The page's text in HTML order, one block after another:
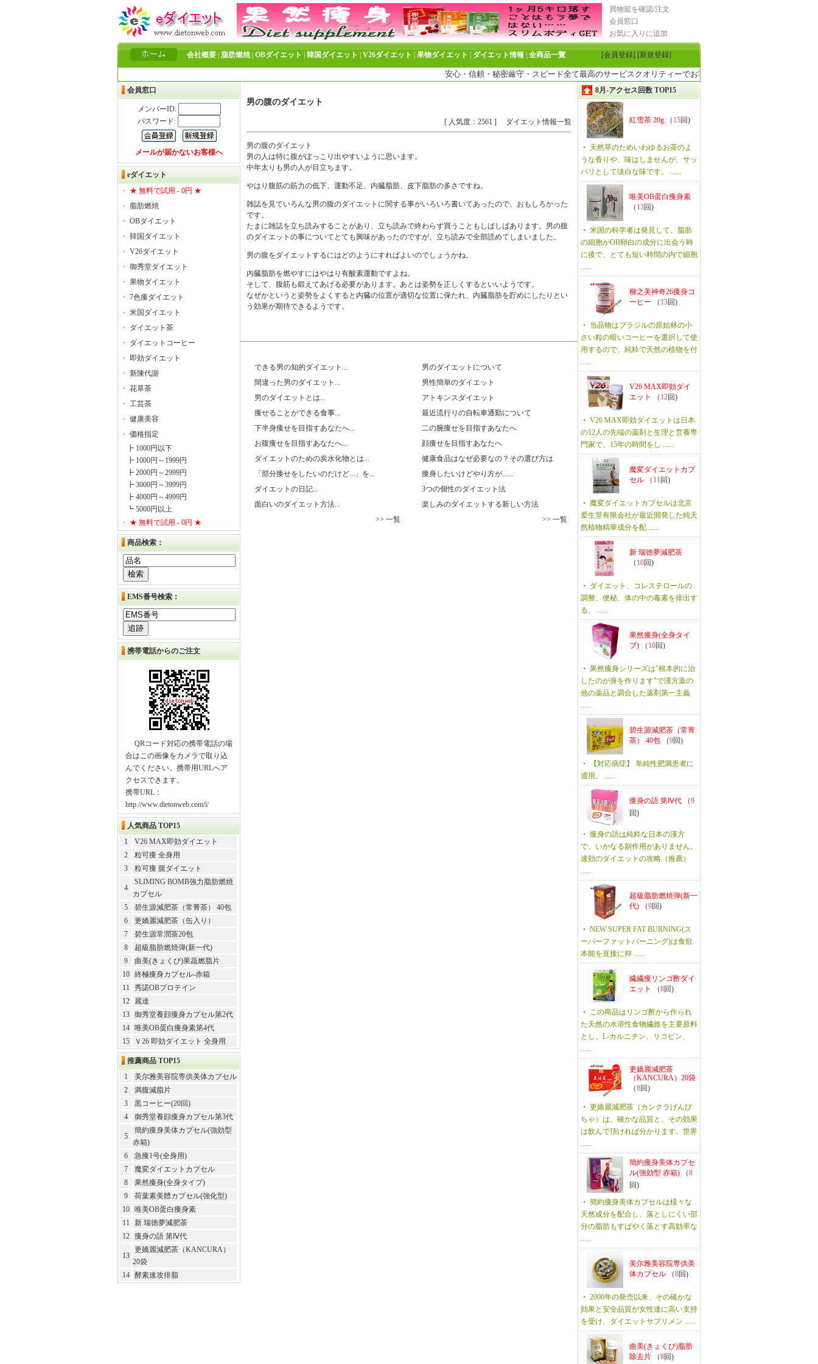
買物籠を確認/注文
会員窓口
お気に入りに追加
会社概要 脂肪燃焼| OBダイエット 韓国ダイエット V26ダイエット 果物ダイエット ダイエット情報 全商品一覽 [会員登録] [新規登録]
安心・信頼・秘密厳守・スピード全て最高のサービスクオリティーでお客様のご来店をお待ちしておりま
会員窓口
メンバーID:
パスワード:
メールが届かないお客様へ
eダイエット
・
★ 無料で試用 - 0円 ★
・
脂肪燃焼
・ OBダイエット
・ 韓国ダイエット
・ V26ダイエット
・ 御秀堂ダイエット
・ 果物ダイエット
・ 7色痩ダイエット
・ 米国ダイエット
・
ダイエット茶
・
ダイエットコーヒー
・
即効ダイエット
・ 新陳代謝
・ 花草茶
・ 工芸茶
・ 健康美容
・ 価格指定
┣ 1000円以下
┣ 1000円～1999円
┣ 2000円～2999円
┣ 3000円～3999円
┣ 4000円～4999円
┗ 5000円以上
・
★ 無料で試用 - 0円 ★
商品検索：
EMS番号検索：
携帯電話からのご注文
QRコード対応の携帯電話の場
合はこの画像をカメラで取り込
んでください。携帯用URLへア
クセスできます。
携帯URL：
http://www.dietonweb.com/i/
人気商品 TOP15
1
V26 MAX即効ダイエット
2
粒可痩 全身用
3
粒可痩 腹ダイエット
4
SLIMING BOMB強力脂肪燃焼
カプセル
5
碧生源減肥茶（常菁茶） 40包
6
更嬌麗減肥茶（缶入り）
7
碧生源常潤茶20包
8
超級脂肪燃焼弾(新一代)
9
曲美(きょくび)果蔬燃脂片
10
終極痩身カプセル-赤箱
11
秀諾OBプロテイン
12
麗達
13
御秀堂養顔痩身カプセル第2代
14
唯美OB蛋白痩身素第4代
15
Ｖ26 即効ダイエット 全身用
推薦商品 TOP15
1
美尔雅美容院専供美体カプセル
2
満腹減脂片
3
黒コーヒー(20回)
4
御秀堂養顔痩身カプセル第3代
5
簡約痩身美体カプセル(強効型
赤箱)
6
急痩1号(全身用)
7
魔変ダイエットカプセル
8
果然痩身(全身タイプ)
9
荷葉素美體カプセル(強化型)
10
唯美OB蛋白痩身素
11
新 瑞徳夢減肥茶
12
痩身の語 第Ⅳ代
13
更嬌麗減肥茶（KANCURA）
20袋
14
酵素速攻排脂
男の腹のダイエット
[ 人気度：2561 ] ダイエット情報一覧
男の腹のダイエット
男の人は特に腹がぽっこり出やすいように思います。
中年太りも男の人が目立ちます。
やはり腹筋の筋力の低下、運動不足、内臓脂肪、皮下脂肪の多さですね。
雑誌を見ていろんな男の腹のダイエットに関する事がいろいろ書いてあったので、おもしろかった
です。
たまに雑誌を立ち読みすることがあり、立ち読みで終わらず買うこともしばしばあります。男の腹
のダイエットの事についてとても興味があったのですが、立ち読みで全部読めてしまいました。
男の腹をダイエットするにはどのようにすればよいのでしょうかね。
内臓脂肪を燃やすにはやはり有酸素運動ですよね。
そして、腹筋も鍛えてあげる必要があります。あとは姿勢を正しくするといいようです。
なぜかというと姿勢をよくすると内臓の位置が適切な位置に保たれ、内臓脂肪を貯めにしたりとい
う効果が期待できるようです。
できる男の知的ダイエット...
男のダイエットについて
間違った男のダイエット...
男性簡単のダイエット
男のダイエットとは...
アトキンスダイエット
痩せることができる食事...
最近流行りの自転車通勤について
下半身痩せを目指すあなたへ...
二の腕痩せを目指すあなたへ
お腹痩せを目指すあなたへ...
顔痩せを目指すあなたへ
ダイエットのための炭水化物とは...
健康食品はなぜ必要なの？その選び方は
「部分痩せをしたいのだけど...」を...
痩身したいけどやり方が......
ダイエットの日記...
3つの個性のダイエット法
面白いのダイエット方法...
楽しみのダイエットする新しい方法
>> 一覧
>> 一覧
8月-アクセス回数 TOP15
紅雪茶 20g （ 15回)
・ 天然草のためいわゆるお茶のよ
うな香りや、味はしませんが、サッ
パリとして淡白な味です。 ......
唯美OB蛋白痩身素
（ 13回)
・ 米国の科学者は発見して、脂肪
の細胞がOB卵白の成分に出会う時
に後で、とても短い時間の内で細胞
......
柳之美神奇26痩身コ
ーヒー （ 13回)
・ 当品物はブラジルの原始林の小
さい粒の暗いコーヒーを選択して使
用するので、純粋で天然の植物を付
......
V26 MAX即効ダイ
エット
（ 12回)
・ V26 MAX即効ダイエットは日本
の12人の先端の薬剤と生理と営養専
門家で、15年の時間をし ......
魔変ダイエットカプ
セル （ 11 回)
・ 魔変ダイエットカプセルは北京
爱生堂有限会社が最近開発した純天
然植物精華成分を配 ......
新 瑞徳夢減肥茶
（ 10回)
・ ダイエット、コレステロールの
調整、便秘、体の中の毒素を排出す
る。 ......
果然痩身(全身タイ
プ) （ 10回)
・ 果然痩身シリーズは"根本的に治
したのが身を作ります"で漢方薬の
他の薬品と調合した薬剤第一主義
......
碧生源減肥茶（常菁
茶） 40包 （9回)
・
【対応病症】 単純性肥満患者に
適用。 ......
痩身の語 第Ⅳ代 （9
回)
・ 痩身の語は純粋な日本の漢方
で、いかなる副作用がありません。
速効のダイエットの攻略（推薦）
......
超級脂肪燃焼弾(新一
代) （9回)
・ NEW SUPER FAT BURNING(ス
ーパーファットバーニング)は食欲
本能を直接に抑 ......
繊繊痩リンゴ酢ダイ
エット
（8回)
・ この商品はリンゴ酢から作られ
た天然の水溶性食物繊維を主要原料
とし、L-カルニチン、リコピン、
......
更嬌麗減肥茶
（KANCURA）20袋
（8回)
・ 更嬌麗減肥茶（カンクラげんび
ちゃ）は、確かな品質と、その効果
は飲んで頂ければ分かります。世界
......
簡約痩身美体カプセ
ル(強効型 赤箱) （8
回)
・ 簡約痩身美体カプセルは様々な
天然成分を配合し、落としにくい部
分の脂肪もすばやく落とす高効率な
......
美尔雅美容院専供美
体カプセル （8回)
・ 2000年の発売以来、その確かな
効果と安全品質が女性達に高い支持
を受け、ダイエットサプリメン ......
曲美(きょくび)脂肪
除去片 （8回)